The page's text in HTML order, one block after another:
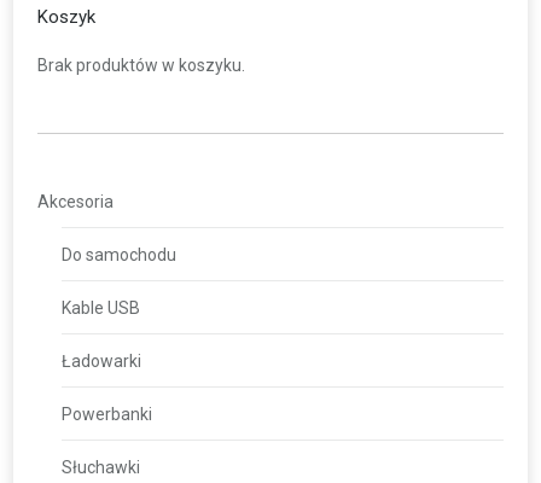
Koszyk
Brak produktów w koszyku.
Akcesoria
Do samochodu
Kable USB
Ładowarki
Powerbanki
Słuchawki